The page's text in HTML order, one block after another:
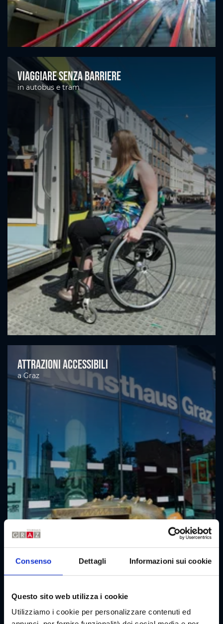
Consenso Dettagli Informazioni sui cookie
Questo sito web utilizza i cookie
Utilizziamo i cookie per personalizzare contenuti ed
Viaggiare senza barriere
in autobus e tram
Attrazioni accessibili
a Graz